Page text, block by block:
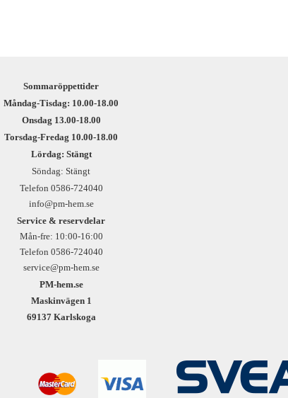
Sommaröppettider
Måndag-Tisdag: 10.00-18.00
Onsdag 13.00-18.00
Torsdag-Fredag 10.00-18.00
Lördag: Stängt
Söndag: Stängt
Telefon 0586-724040
info@pm-hem.se
Service & reservdelar
Mån-fre: 10:00-16:00
Telefon 0586-724040
service@pm-hem.se
PM-hem.se
Maskinvägen 1
69137 Karlskoga